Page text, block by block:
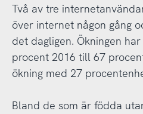
Två av tre
över internet någon gång
det dagligen. Ökningen
procent 2016 till 67
ökning med 27
Bland de som är födda